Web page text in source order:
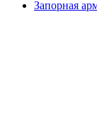
Запорная